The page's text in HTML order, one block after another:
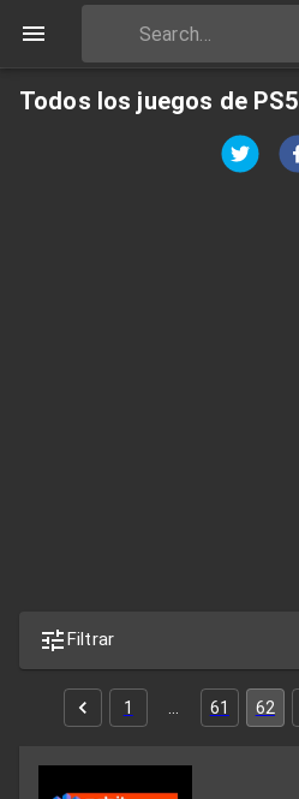
Todos los juegos de PS5
Filtrar
1 61 62